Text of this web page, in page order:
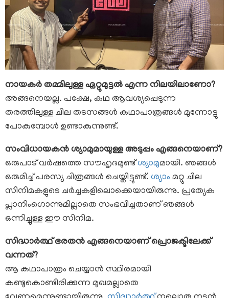
നായകർ തമ്മിലുള്ള ഏറ്റുമുട്ടൽ എന്ന നിലയിലാണോ?
അങ്ങനെയല്ല. പക്ഷേ, കഥ ആവശ്യപ്പെടുന്ന
തരത്തിലുള്ള ചില തടസങ്ങൾ കഥാപാത്രങ്ങൾ മുന്നോട്ടു
പോകുമ്പോൾ ഉണ്ടാകുന്നുണ്ട്.
സംവിധായകൻ ശ്യാമുമായുള്ള അടുപ്പം എങ്ങനെയാണ്?
ഒരുപാട് വർഷത്തെ സൗഹൃദമുണ്ട്ശ്യാമുമായി. ഞങ്ങൾ
ഒരുമിച്ച് പരസ്യ ചിത്രങ്ങൾ ചെയ്തിട്ടുണ്ട്. ശ്യാം മറ്റു ചില
സിനിമകളുടെ ചർച്ചകളിലൊക്കെയായിരുന്നു. പ്രത്യേക
പ്ലാനിംഗൊന്നുമില്ലാതെ സംഭവിച്ചതാണ് ഞങ്ങൾ
ഒന്നിച്ചുള്ള ഈ സിനിമ.
സിദ്ധാർത്ഥ് ഭരതൻ എങ്ങനെയാണ് പ്രൊജക്ടിലേക്ക്
വന്നത്?
ആ കഥാപാത്രം ചെയ്യാൻ സ്ഥിരമായി
കണ്ടുകൊണ്ടിരിക്കുന്ന മുഖമല്ലാതെ